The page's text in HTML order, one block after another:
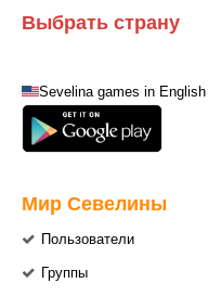
Выбрать страну
Sevelina games in English
Мир Севелины
Пользователи
Группы